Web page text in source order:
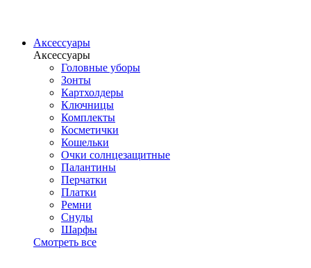
Аксессуары
Аксессуары
Головные уборы
Зонты
Картхолдеры
Ключницы
Комплекты
Косметички
Кошельки
Очки солнцезащитные
Палантины
Перчатки
Платки
Ремни
Снуды
Шарфы
Смотреть все